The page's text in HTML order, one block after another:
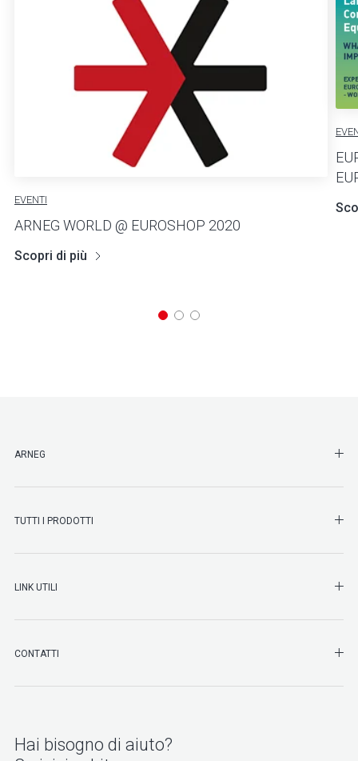
EVENTI
ARNEG WORLD @ EUROSHOP 2020
Scopri di più
ARNEG
TUTTI I PRODOTTI
LINK UTILI
CONTATTI
Hai bisogno di aiuto?